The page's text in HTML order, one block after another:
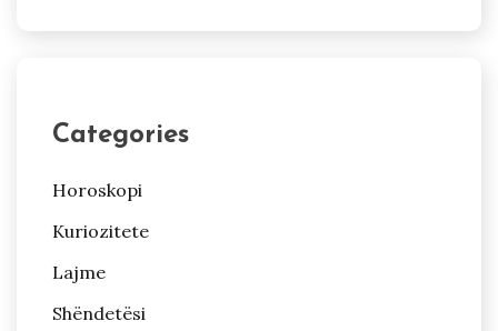
Categories
Horoskopi
Kuriozitete
Lajme
Shëndetësi